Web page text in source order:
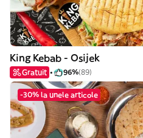
King Kebab - Osijek
Gratuit 96%(89)
-30% la unele articole